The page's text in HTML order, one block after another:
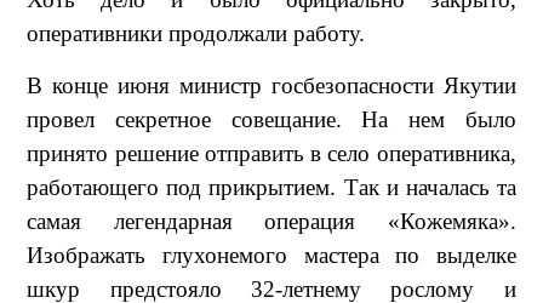
оперативники продолжали работу.
В конце июня министр госбезопасности Якутии
провел секретное совещание. На нем было
принято решение отправить в село оперативника,
работающего под прикрытием. Так и началась та
самая легендарная операция «Кожемяка».
Изображать глухонемого мастера по выделке
шкур предстояло 32-летнему рослому и